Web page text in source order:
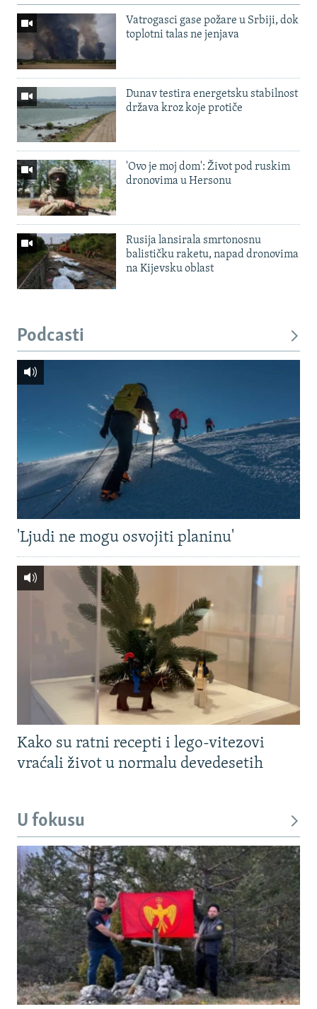
Vatrogasci gase požare u Srbiji, dok
toplotni talas ne jenjava
Dunav testira energetsku stabilnost
država kroz koje protiče
'Ovo je moj dom': Život pod ruskim
dronovima u Hersonu
Rusija lansirala smrtonosnu
balističku raketu, napad dronovima
na Kijevsku oblast
Podcasti
'Ljudi ne mogu osvojiti planinu'
Kako su ratni recepti i lego-vitezovi
vraćali život u normalu devedesetih
U fokusu